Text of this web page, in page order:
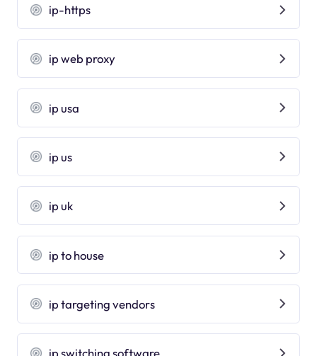
ip-https
ip web proxy
ip usa
ip us
ip uk
ip to house
ip targeting vendors
ip switching software